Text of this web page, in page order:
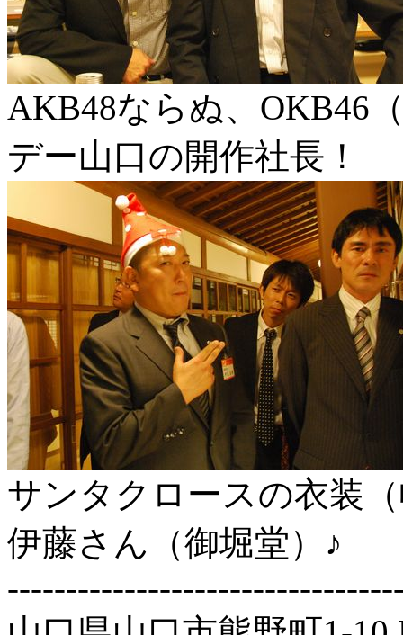
AKB48ならぬ、OKB46
デー山口の開作社長！
サンタクロースの衣装
伊藤さん（御堀堂）♪